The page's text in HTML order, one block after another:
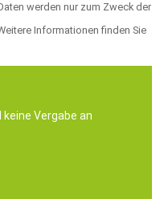
werden nur zum Zweck der
Informationen finden Sie
Vergabe an